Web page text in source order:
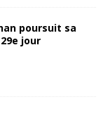
poursuit sa
jour